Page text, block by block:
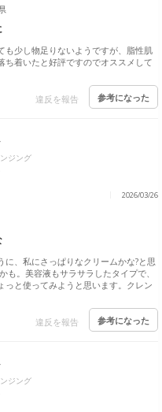
も少し物足りないようですが、脂性肌
ち着いたと好評ですのでオススメして
違反を報告 参考になった
ジング
2026/03/26
に、私にさっぱりなクリームかな?と思
も。美容液もサラサラしたタイプで、
っと使ってみようと思います。クレン
違反を報告 参考になった
ジング